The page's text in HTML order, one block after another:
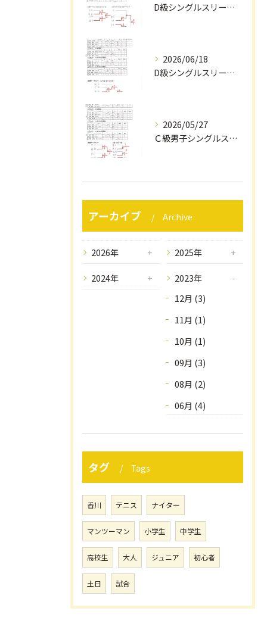
D級シングルスリーグ戦結果（7/12）
2026/06/18
D級シングルスリーグ戦結果（６/1４）
2026/05/27
Ｃ級男子シングルスリーグ戦結果（５/２４）
アーカイブ Archive
2026年 2025年
2024年
2023年
12月 (3)
11月 (1)
10月 (1)
09月 (3)
08月 (2)
06月 (4)
タグ Tags
香川 テニス ナイター
マンツーマン 小学生 中学生
高校生 大人 ジュニア 初心者
土日 試合